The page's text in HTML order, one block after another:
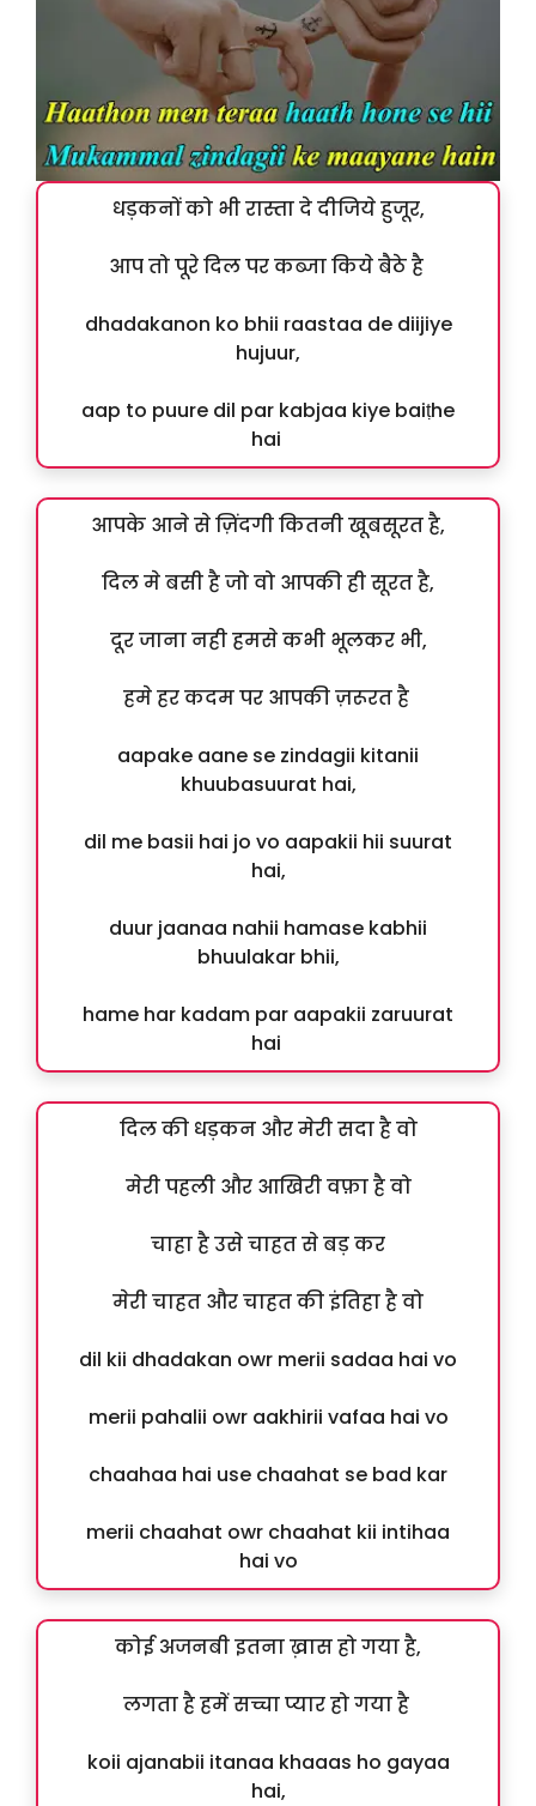
धड़कनों को भी रास्ता दे दीजिये हुजूर,
आप तो पूरे दिल पर कब्जा किये बैठे है
dhadakanon ko bhii raastaa de diijiye
hujuur,
aap to puure dil par kabjaa kiye baiṭhe
hai
आपके आने से ज़िंदगी कितनी खूबसूरत है,
दिल मे बसी है जो वो आपकी ही सूरत है,
दूर जाना नही हमसे कभी भूलकर भी,
हमे हर कदम पर आपकी ज़रूरत है
aapake aane se zindagii kitanii
khuubasuurat hai,
dil me basii hai jo vo aapakii hii suurat
hai,
duur jaanaa nahii hamase kabhii
bhuulakar bhii,
hame har kadam par aapakii zaruurat
hai
दिल की धड़कन और मेरी सदा है वो
मेरी पहली और आखिरी वफ़ा है वो
चाहा है उसे चाहत से बड़ कर
मेरी चाहत और चाहत की इंतिहा है वो
dil kii dhadakan owr merii sadaa hai vo
merii pahalii owr aakhirii vafaa hai vo
chaahaa hai use chaahat se bad kar
merii chaahat owr chaahat kii intihaa
hai vo
कोई अजनबी इतना ख़ास हो गया है,
लगता है हमें सच्चा प्यार हो गया है
koii ajanabii itanaa khaaas ho gayaa
hai,